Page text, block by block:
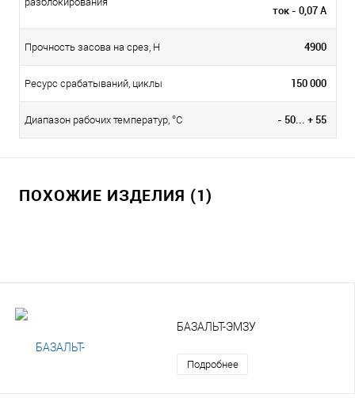
ток - 0,07 А
Прочность засова на срез, Н 4900
Ресурс срабатываний, циклы 150 000
Диапазон рабочих температур, °С - 50... + 55
ПОХОЖИЕ ИЗДЕЛИЯ (1)
БАЗАЛЬТ-ЭМЗУ
Подробнее